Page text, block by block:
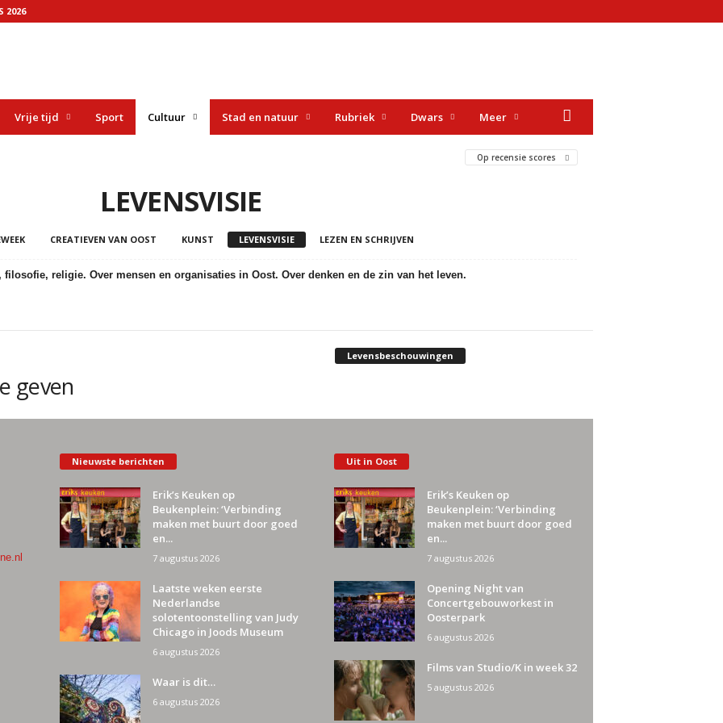
2026
Vrije tijd Sport Cultuur Stad en natuur Rubriek Dwars Meer
Op recensie scores
LEVENSVISIE
CREATIEVEN VAN OOST KUNST LEVENSVISIE LEZEN EN SCHRIJVEN
filosofie, religie. Over mensen en organisaties in Oost. Over denken en de zin van het leven.
geven
Levensbeschouwingen
Nieuwste berichten
Erik’s Keuken op
Beukenplein: ‘Verbinding
maken met buurt door goed
en...
7 augustus 2026
Laatste weken eerste
Nederlandse
solotentoonstelling van Judy
Chicago in Joods Museum
6 augustus 2026
Waar is dit…
6 augustus 2026
Uit in Oost
Erik’s Keuken op
Beukenplein: ‘Verbinding
maken met buurt door goed
en...
7 augustus 2026
Opening Night van
Concertgebouworkest in
Oosterpark
6 augustus 2026
Films van Studio/K in week 32
5 augustus 2026